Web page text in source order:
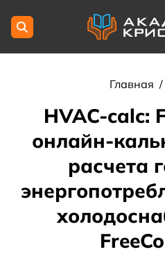
Главная /
HVAC-calc:
онлайн-
расчета